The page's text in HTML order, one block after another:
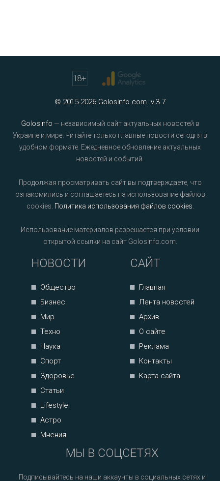
18+
© 2015-2026 GolosInfo.com. v.3.7
GolosInfo — независимый сайт актуальных новостей в
Украине и мире. Читайте только главные новости сегодня в
удобном формате. Ежедневное обновление актуальных
новостей и событий.
Продолжая просматривать сайт вы подтверждаете, что
ознакомились и соглашаетесь на использование файлов
cookies. Политика использования файлов cookies
Использование материалов разрешается при условии
открытой ссылки на сайт GolosInfo.com.
НОВОСТИ
Общество
Бизнес
Мир
Техно
Наука
Спорт
Здоровье
Статьи
Lifestyle
Астро
Мнения
САЙТ
Главная
Лента новостей
Архив
О сайте
Реклама
Контакты
Карта сайта
МЫ В СОЦСЕТЯХ
Подписывайтесь на наши аккаунты в социальных сетях и